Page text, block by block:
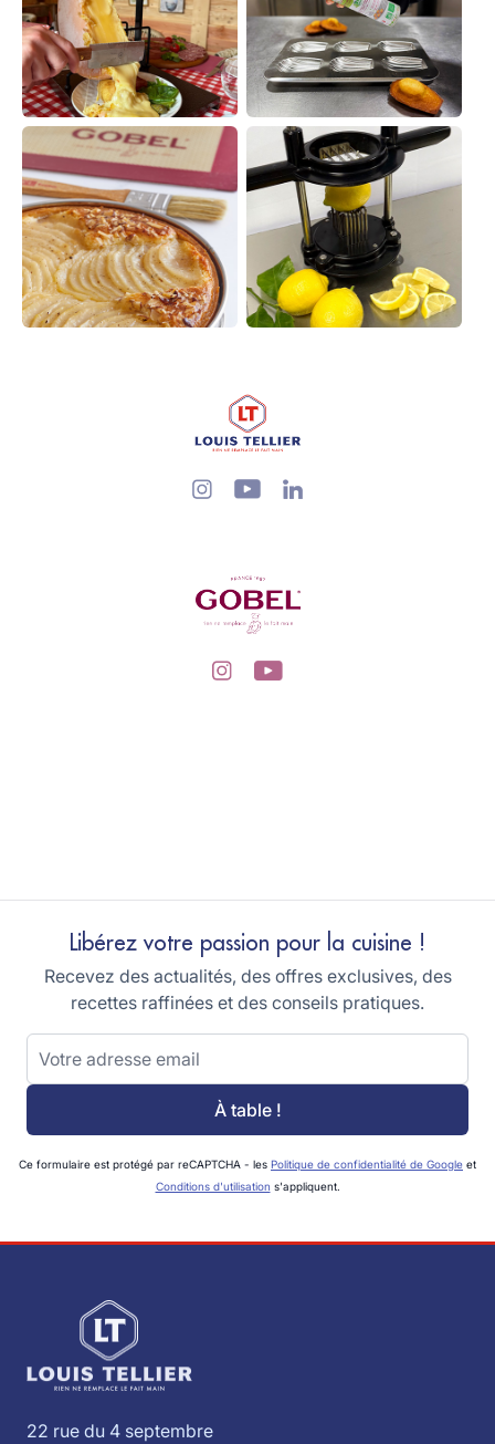
Libérez votre passion pour la cuisine !
Recevez des actualités, des offres exclusives, des
recettes raffinées et des conseils pratiques.
Adresse email
À table !
Ce formulaire est protégé par reCAPTCHA - les Politique de confidentialité de Google et
Conditions d'utilisation s'appliquent.
22 rue du 4 septembre